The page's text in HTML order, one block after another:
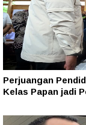
Perjuangan
Kelas Papan jadi